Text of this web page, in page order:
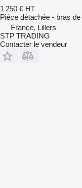
1 250 € HT
Pièce détachée - bras de
France, Lillers
STP TRADING
Contacter le vendeur